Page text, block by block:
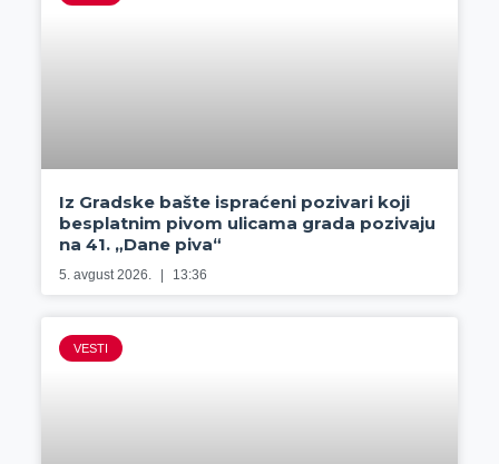
Iz Gradske bašte ispraćeni pozivari koji
besplatnim pivom ulicama grada pozivaju
na 41. „Dane piva“
5. avgust 2026. 13:36
VESTI